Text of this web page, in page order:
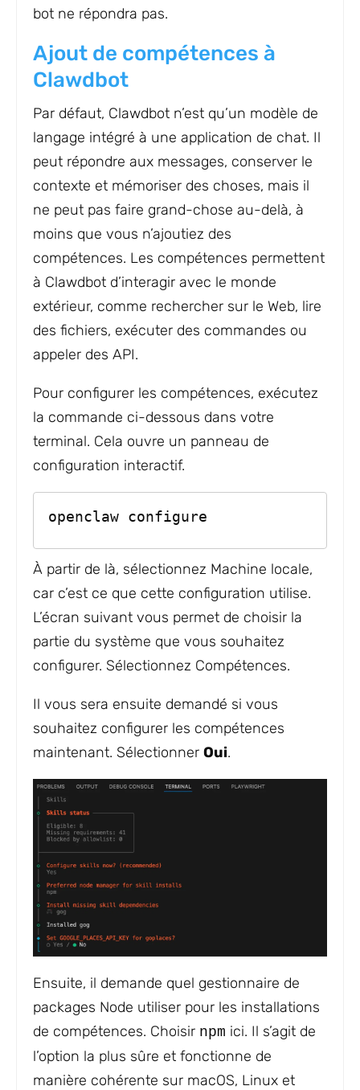
bot ne répondra pas.
Ajout de compétences à
Clawdbot
Par défaut, Clawdbot n’est qu’un modèle de
langage intégré à une application de chat. Il
peut répondre aux messages, conserver le
contexte et mémoriser des choses, mais il
ne peut pas faire grand-chose au-delà, à
moins que vous n’ajoutiez des
compétences. Les compétences permettent
à Clawdbot d’interagir avec le monde
extérieur, comme rechercher sur le Web, lire
des fichiers, exécuter des commandes ou
appeler des API.
Pour configurer les compétences, exécutez
la commande ci-dessous dans votre
terminal. Cela ouvre un panneau de
configuration interactif.
openclaw configure
À partir de là, sélectionnez Machine locale,
car c’est ce que cette configuration utilise.
L’écran suivant vous permet de choisir la
partie du système que vous souhaitez
configurer. Sélectionnez Compétences.
Il vous sera ensuite demandé si vous
souhaitez configurer les compétences
maintenant. Sélectionner Oui.
Ensuite, il demande quel gestionnaire de
packages Node utiliser pour les installations
de compétences. Choisir npm ici. Il s’agit de
l’option la plus sûre et fonctionne de
manière cohérente sur macOS, Linux et